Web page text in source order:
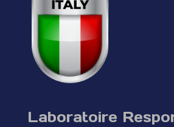
Laboratoire